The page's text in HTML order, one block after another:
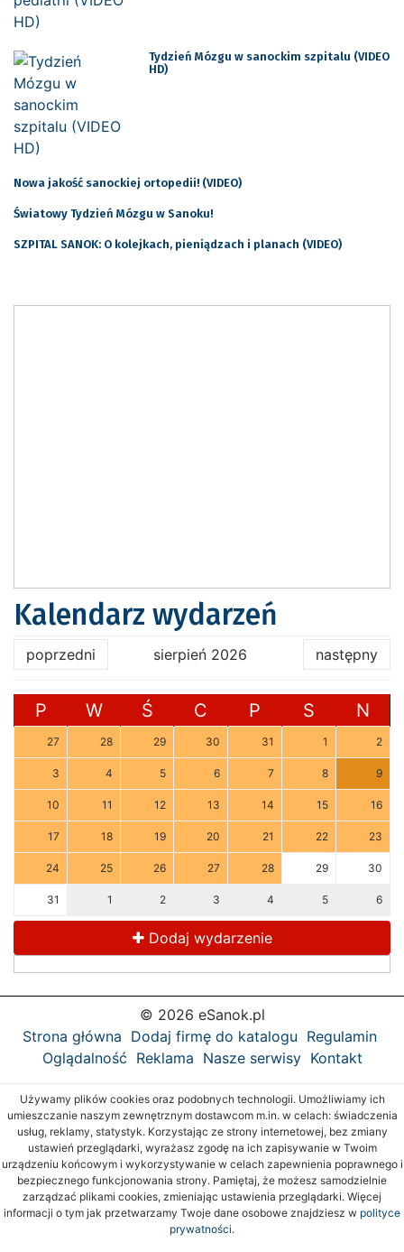
Tydzień Mózgu w sanockim szpitalu (VIDEO
HD)
Nowa jakość sanockiej ortopedii! (VIDEO)
Światowy Tydzień Mózgu w Sanoku!
SZPITAL SANOK: O kolejkach, pieniądzach i planach (VIDEO)
Kalendarz wydarzeń
poprzedni sierpień 2026 następny
P W Ś C P S N
27 28 29 30 31 1 2
3 4 5 6 7 8 9
10 11 12 13 14 15 16
17 18 19 20 21 22 23
24 25 26 27 28 29 30
31 1 2 3 4 5 6
Dodaj wydarzenie
© 2026 eSanok.pl
Strona główna Dodaj firmę do katalogu Regulamin
Oglądalność Reklama Nasze serwisy Kontakt
Używamy plików cookies oraz podobnych technologii. Umożliwiamy ich
umieszczanie naszym zewnętrznym dostawcom m.in. w celach: świadczenia
usług, reklamy, statystyk. Korzystając ze strony internetowej, bez zmiany
ustawień przeglądarki, wyrażasz zgodę na ich zapisywanie w Twoim
urządzeniu końcowym i wykorzystywanie w celach zapewnienia poprawnego i
bezpiecznego funkcjonowania strony. Pamiętaj, że możesz samodzielnie
zarządzać plikami cookies, zmieniając ustawienia przeglądarki. Więcej
informacji o tym jak przetwarzamy Twoje dane osobowe znajdziesz w polityce
prywatności.